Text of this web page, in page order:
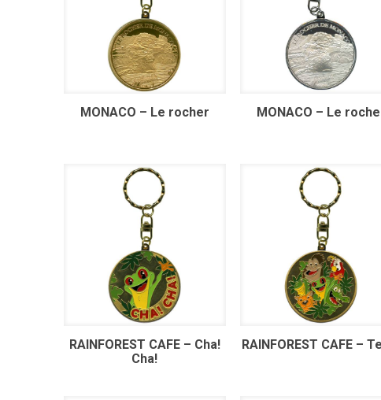
MONACO – Le rocher MONACO – Le
RAINFOREST CAFE – Cha!
Cha!
RAINFOREST CAFE –